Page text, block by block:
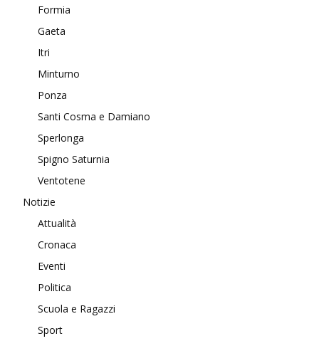
Formia
Gaeta
Itri
Minturno
Ponza
Santi Cosma e Damiano
Sperlonga
Spigno Saturnia
Ventotene
Notizie
Attualità
Cronaca
Eventi
Politica
Scuola e Ragazzi
Sport